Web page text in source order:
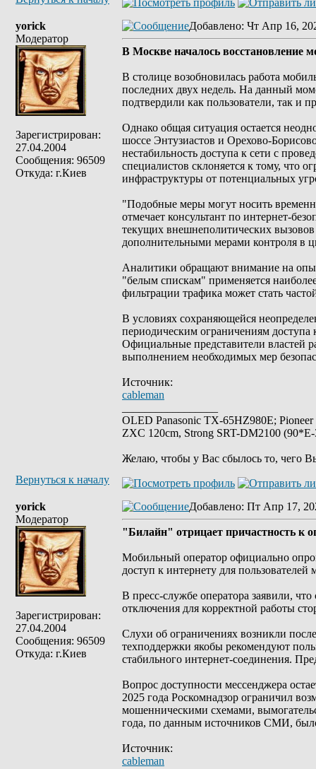
yorick
Модератор
Зарегистрирован:
27.04.2004
Сообщения: 96509
Откуда: г.Киев
Добавлено: Чт Апр 16,
В Москве началось восстановление
В столице возобновилась работа
последних двух недель. На данный
подтвердили как пользователи, так и
Однако общая ситуация остается
шоссе Энтузиастов и Орехово-
нестабильность доступа к сети с
специалистов склоняется к тому, что
инфраструктуры от потенциальных
"Подобные меры могут носить
отмечает консультант по интернет-
текущих внешнеполитических
дополнительными мерами контроля в
Аналитики обращают внимание на
"белым спискам" применяется
фильтрации трафика может стать
В условиях сохраняющейся
периодическим ограничениям
Официальные представители властей
выполнением необходимых мер
Источник:
cableman
OLED Panasonic TX-65HZ980E;
ZXC 120cm, Strong SRT-DM2100
Желаю, чтобы у Вас сбылось то, чего
Вернуться к началу
yorick
Модератор
Зарегистрирован:
27.04.2004
Сообщения: 96509
Откуда: г.Киев
Добавлено: Пт Апр 17,
"Билайн" отрицает причастность к
Мобильный оператор официально
доступ к интернету для пользователей
В пресс-службе оператора заявили,
отключения для корректной работы
Слухи об ограничениях возникли
техподдержки якобы рекомендуют
стабильного интернет-соединения.
Вопрос доступности мессенджера
2025 года Роскомнадзор ограничил
мошенническими схемами,
года, по данным источников СМИ,
Источник:
cableman